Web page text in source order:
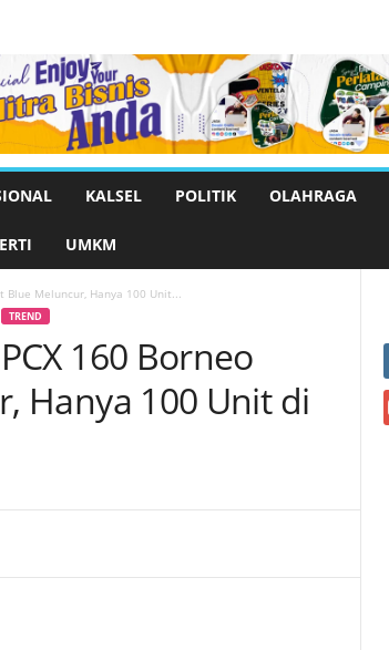
KALSEL POLITIK OLAHRAGA
UMKM
Blue Meluncur, Hanya 100 Unit...
TREND
160 Borneo
Hanya 100 Unit di